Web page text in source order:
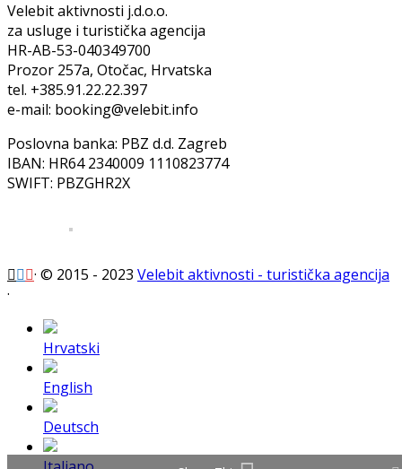
Velebit aktivnosti j.d.o.o.
za usluge i turistička agencija
HR-AB-53-040349700
Prozor 257a, Otočac, Hrvatska
tel. +385.91.22.22.397
e-mail: booking@velebit.info
Poslovna banka: PBZ d.d. Zagreb
IBAN: HR64 2340009 1110823774
SWIFT: PBZGHR2X
· © 2015 - 2023 Velebit aktivnosti - turistička agencija
·
Hrvatski
English
Deutsch